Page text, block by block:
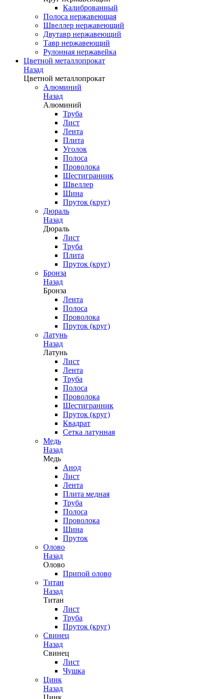
Калиброванный
Полоса нержавеющая
Швеллер нержавеющий
Двутавр нержавеющий
Тавр нержавеющий
Рулонная нержавейка
Цветной металлопрокат
Назад
Цветной металлопрокат
Алюминий
Назад
Алюминий
Труба
Лист
Лента
Плита
Уголок
Полоса
Проволока
Шестигранник
Швеллер
Шина
Пруток (круг)
Дюраль
Назад
Дюраль
Лист
Труба
Плита
Пруток (круг)
Бронза
Назад
Бронза
Лента
Полоса
Проволока
Пруток (круг)
Латунь
Назад
Латунь
Лист
Лента
Труба
Полоса
Проволока
Шестигранник
Пруток (круг)
Квадрат
Сетка латунная
Медь
Назад
Медь
Анод
Лист
Лента
Плита медная
Труба
Полоса
Проволока
Шина
Пруток
Олово
Назад
Олово
Припой олово
Титан
Назад
Титан
Лист
Труба
Пруток (круг)
Свинец
Назад
Свинец
Лист
Чушка
Цинк
Назад
Цинк